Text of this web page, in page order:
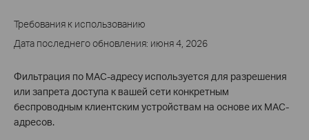
Требования к использованию
Дата последнего обновления: июня 4, 2026
Фильтрация по MAC-адресу используется для разрешения
или запрета доступа к вашей сети конкретным
беспроводным клиентским устройствам на основе их MAC-
адресов.